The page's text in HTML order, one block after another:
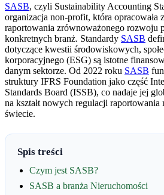
SASB, czyli Sustainability Accounting
organizacja non-profit, która opracowała
raportowania zrównoważonego rozwoju
konkretnych branż. Standardy SASB
dotyczące kwestii środowiskowych,
korporacyjnego (ESG) są istotne
danym sektorze. Od 2022 roku SASB
struktury IFRS Foundation jako część
Standards Board (ISSB), co nadaje jej
na kształt nowych regulacji raportowania
świecie.
Spis treści
Czym jest SASB?
SASB a branża Nieruchomości